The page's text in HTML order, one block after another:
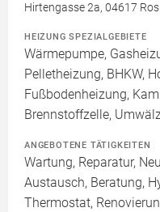
Hirtengasse 2a, 04617
HEIZUNG SPEZIALGEBIETE
Wärmepumpe,
Pelletheizung, BHKW,
Fußbodenheizung,
Brennstoffzelle,
ANGEBOTENE TÄTIGKEITEN
Wartung, Reparatur,
Austausch, Beratung,
Thermostat,